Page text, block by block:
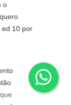
o
ed 10 por